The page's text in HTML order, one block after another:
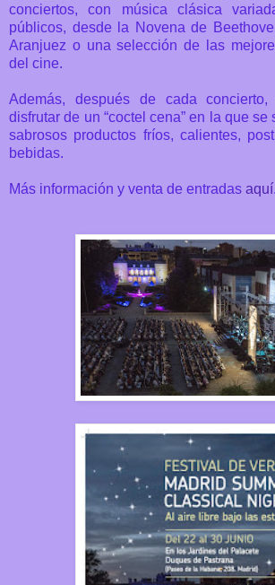
conciertos, con música clásica
públicos, desde la Novena de
Aranjuez o una selección de las
del cine.
Además, después de cada
disfrutar de un “coctel cena” en la que
sabrosos productos fríos, calientes,
bebidas.
Más información y venta de entradas aquí